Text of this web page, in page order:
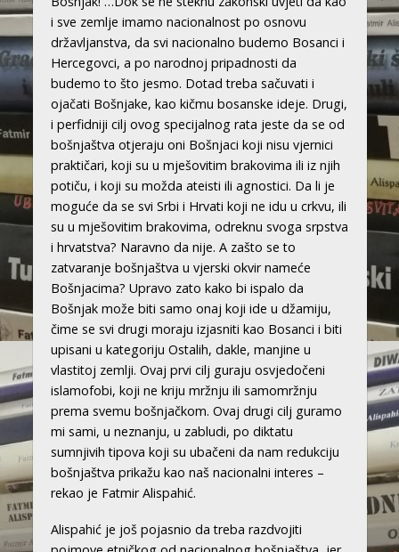
i sve zemlje imamo nacionalnost po osnovu
državljanstva, da svi nacionalno budemo Bosanci i
Hercegovci, a po narodnoj pripadnosti da
budemo to što jesmo. Dotad treba sačuvati i
ojačati Bošnjake, kao kičmu bosanske ideje. Drugi,
i perfidniji cilj ovog specijalnog rata jeste da se od
bošnjaštva otjeraju oni Bošnjaci koji nisu vjernici
praktičari, koji su u mješovitim brakovima ili iz njih
potiču, i koji su možda ateisti ili agnostici. Da li je
moguće da se svi Srbi i Hrvati koji ne idu u crkvu, ili
su u mješovitim brakovima, odreknu svoga srpstva
i hrvatstva? Naravno da nije. A zašto se to
zatvaranje bošnjaštva u vjerski okvir nameće
Bošnjacima? Upravo zato kako bi ispalo da
Bošnjak može biti samo onaj koji ide u džamiju,
čime se svi drugi moraju izjasniti kao Bosanci i biti
upisani u kategoriju Ostalih, dakle, manjine u
vlastitoj zemlji. Ovaj prvi cilj guraju osvjedočeni
islamofobi, koji ne kriju mržnju ili samomržnju
prema svemu bošnjačkom. Ovaj drugi cilj guramo
mi sami, u neznanju, u zabludi, po diktatu
sumnjivih tipova koji su ubačeni da nam redukciju
bošnjaštva prikažu kao naš nacionalni interes –
rekao je Fatmir Alispahić.
Alispahić je još pojasnio da treba razdvojiti